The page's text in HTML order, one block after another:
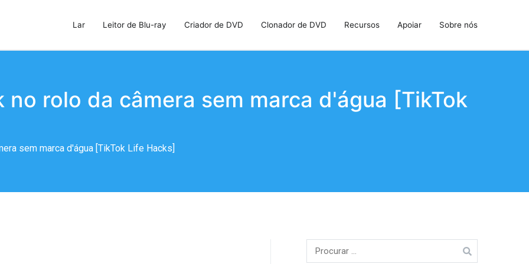
Lar Leitor de Blu-ray Criador de DVD Clonador de DVD Recursos Apoiar Sobre nós
no rolo da câmera sem marca d'água [TikTok
sem marca d'água [TikTok Life Hacks]
Procurar: